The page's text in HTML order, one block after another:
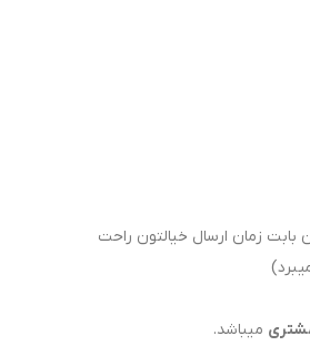
بابت زمان ارسال خیالتون راحت
میباشد.